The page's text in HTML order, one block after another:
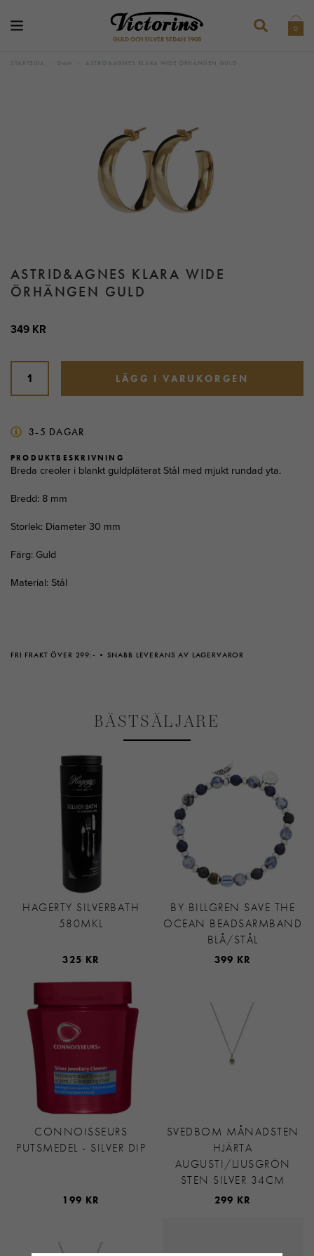
GULD OCH SILVER SEDAN 1908
0
STARTSIDA DAM ASTRID&AGNES KLARA WIDE ÖRHÄNGEN GULD
ASTRID&AGNES KLARA WIDE
ÖRHÄNGEN GULD
PRODUKTBESKRIVNING
Breda creoler i blankt guldpläterat Stål med mjukt rundad yta.
Bredd: 8 mm
Storlek: Diameter 30 mm
Färg: Guld
Material: Stål
349 KR
LÄGG I VARUKORGEN
3-5 DAGAR
FRI FRAKT ÖVER 299:- SNABB LEVERANS AV LAGERVAROR
BÄSTSÄLJARE
HAGERTY SILVERBATH
580MKL
325 KR
BY BILLGREN SAVE THE
OCEAN BEADSARMBAND
BLÅ/STÅL
399 KR
CONNOISSEURS
PUTSMEDEL - SILVER DIP
199 KR
SVEDBOM MÅNADSTEN
HJÄRTA
AUGUSTI/LJUSGRÖN
STEN SILVER 34CM
299 KR